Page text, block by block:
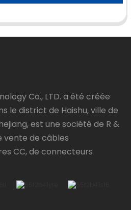
Co., LTD. a été créée
le district de Haishu, ville de
est une société de R &
vente de câbles
CC, de connecteurs